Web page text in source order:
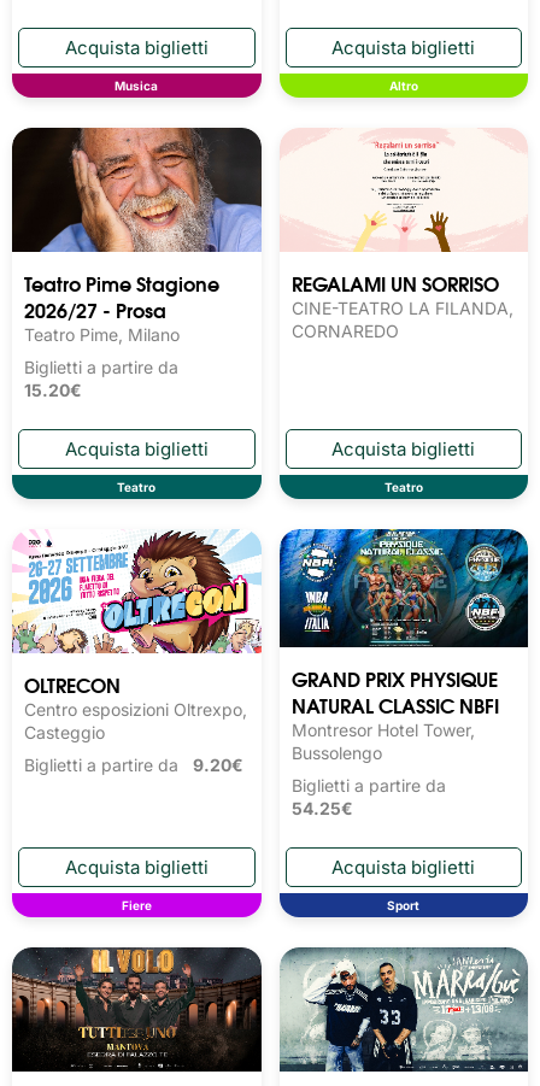
Musica Altro
Teatro Pime Stagione
2026/27 - Prosa
Teatro Pime, Milano
Biglietti a partire da
15.20€
Teatro
REGALAMI UN SORRISO
CINE-TEATRO LA FILANDA,
CORNAREDO
Teatro
OLTRECON
Centro esposizioni Oltrexpo,
Casteggio
Biglietti a partire da 9.20€
Fiere
GRAND PRIX PHYSIQUE
NATURAL CLASSIC NBFI
Montresor Hotel Tower,
Bussolengo
Biglietti a partire da
54.25€
Sport